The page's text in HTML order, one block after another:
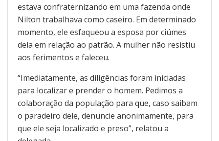
estava confraternizando em uma fazenda onde
Nilton trabalhava como caseiro. Em determinado
momento, ele esfaqueou a esposa por ciúmes
dela em relação ao patrão. A mulher não resistiu
aos ferimentos e faleceu.
“Imediatamente, as diligências foram iniciadas
para localizar e prender o homem. Pedimos a
colaboração da população para que, caso saibam
o paradeiro dele, denuncie anonimamente, para
que ele seja localizado e preso”, relatou a